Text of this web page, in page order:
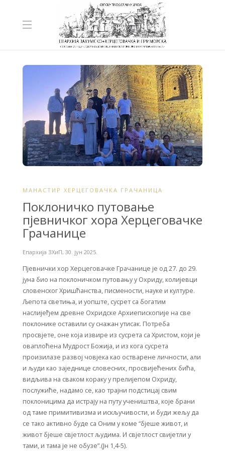
МАНАСТИР ХЕРЦЕГОВАЧКА ГРАЧАНИЦА
Поклоничко путовање
пјевничког хора Херцеговачке
Грачанице
Епархија ЗХиП, 30. јун 2025.
Пјевнички хор Херцеговачке Грачанице је од 27. до 29.
јуна био на поклоничком путовању у Охриду, колијевци
словенског Хришћанства, писмености, науке и културе.
Љепота светиња, и уопште, сусрет са богатим
наслијеђем древне Охридске Архиепископије на све
поклонике оставили су снажан утисак. Потреба
просвјете, оне која извире из сусрета са Христом, који је
оваплоћена Мудрост Божија, и из кога сусрета
произилазе развој човјека као остварене личности, али
и људи као заједнице словесних, просвијећених бића,
видљива на сваком кораку у прелијепом Охриду,
послужиће, надамо се, као трајни подстицај свим
поклоницима да истрају на путу учеништва, које брани
од таме примитивизма и искључивости, и буди жељу да
се тако активно буде са Оним у коме “бјеше живот, и
живот бјеше свјетлост људима. И свјетлост свијетли у
тами, и тама је не обузе”.(Јн 1,4-5).